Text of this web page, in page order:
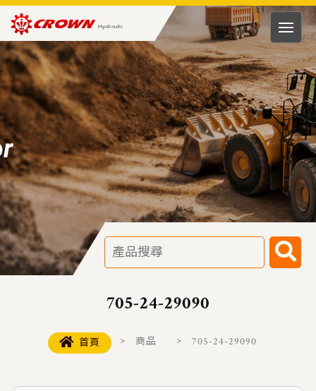
HUNG
RONG
HYDRAULIC
TECH.
CO.,
LTD
705-24-29090
首頁 商品 705-24-29090